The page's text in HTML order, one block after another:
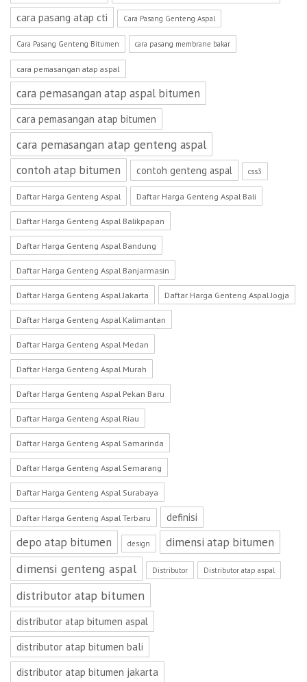
cara pasang atap cti Cara Pasang Genteng Aspal
Cara Pasang Genteng Bitumen cara pasang membrane bakar
cara pemasangan atap aspal
cara pemasangan atap aspal bitumen
cara pemasangan atap bitumen
cara pemasangan atap genteng aspal
contoh atap bitumen contoh genteng aspal css3
Daftar Harga Genteng Aspal Daftar Harga Genteng Aspal Bali
Daftar Harga Genteng Aspal Balikpapan
Daftar Harga Genteng Aspal Bandung
Daftar Harga Genteng Aspal Banjarmasin
Daftar Harga Genteng Aspal Jakarta Daftar Harga Genteng Aspal Jogja
Daftar Harga Genteng Aspal Kalimantan
Daftar Harga Genteng Aspal Medan
Daftar Harga Genteng Aspal Murah
Daftar Harga Genteng Aspal Pekan Baru
Daftar Harga Genteng Aspal Riau
Daftar Harga Genteng Aspal Samarinda
Daftar Harga Genteng Aspal Semarang
Daftar Harga Genteng Aspal Surabaya
Daftar Harga Genteng Aspal Terbaru definisi
depo atap bitumen design dimensi atap bitumen
dimensi genteng aspal Distributor Distributor atap aspal
distributor atap bitumen
distributor atap bitumen aspal
distributor atap bitumen bali
distributor atap bitumen jakarta